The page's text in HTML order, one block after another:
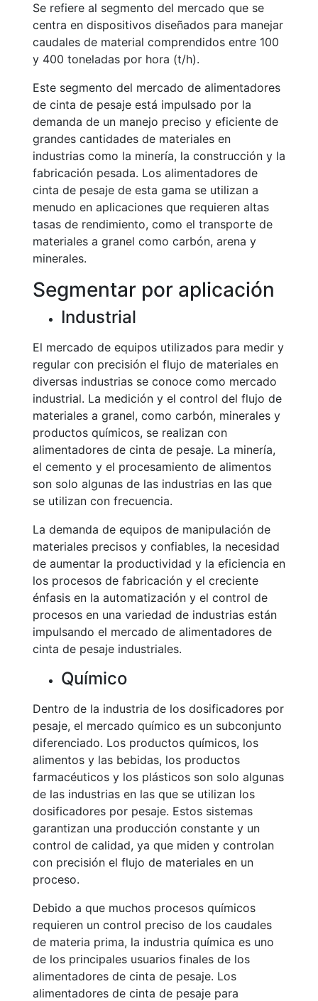
Se refiere al segmento del mercado que se
centra en dispositivos diseñados para manejar
caudales de material comprendidos entre 100
y 400 toneladas por hora (t/h).
Este segmento del mercado de alimentadores
de cinta de pesaje está impulsado por la
demanda de un manejo preciso y eficiente de
grandes cantidades de materiales en
industrias como la minería, la construcción y la
fabricación pesada. Los alimentadores de
cinta de pesaje de esta gama se utilizan a
menudo en aplicaciones que requieren altas
tasas de rendimiento, como el transporte de
materiales a granel como carbón, arena y
minerales.
Segmentar por aplicación
Industrial
El mercado de equipos utilizados para medir y
regular con precisión el flujo de materiales en
diversas industrias se conoce como mercado
industrial. La medición y el control del flujo de
materiales a granel, como carbón, minerales y
productos químicos, se realizan con
alimentadores de cinta de pesaje. La minería,
el cemento y el procesamiento de alimentos
son solo algunas de las industrias en las que
se utilizan con frecuencia.
La demanda de equipos de manipulación de
materiales precisos y confiables, la necesidad
de aumentar la productividad y la eficiencia en
los procesos de fabricación y el creciente
énfasis en la automatización y el control de
procesos en una variedad de industrias están
impulsando el mercado de alimentadores de
cinta de pesaje industriales.
Químico
Dentro de la industria de los dosificadores por
pesaje, el mercado químico es un subconjunto
diferenciado. Los productos químicos, los
alimentos y las bebidas, los productos
farmacéuticos y los plásticos son solo algunas
de las industrias en las que se utilizan los
dosificadores por pesaje. Estos sistemas
garantizan una producción constante y un
control de calidad, ya que miden y controlan
con precisión el flujo de materiales en un
proceso.
Debido a que muchos procesos químicos
requieren un control preciso de los caudales
de materia prima, la industria química es uno
de los principales usuarios finales de los
alimentadores de cinta de pesaje. Los
alimentadores de cinta de pesaje para